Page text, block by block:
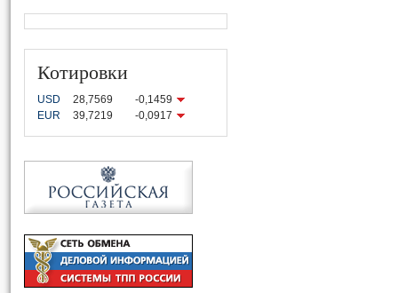
Котировки
USD 28,7569
-0,1459
EUR
39,7219 -0,0917